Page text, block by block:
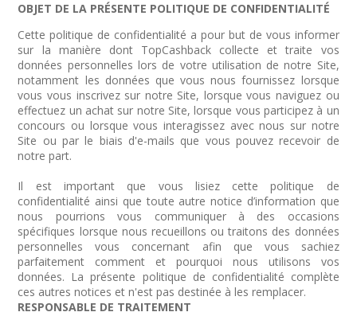
OBJET DE LA PRÉSENTE POLITIQUE DE CONFIDENTIALITÉ
Cette politique de confidentialité a pour but de vous informer
sur la manière dont TopCashback collecte et traite vos
données personnelles lors de votre utilisation de notre Site,
notamment les données que vous nous fournissez lorsque
vous vous inscrivez sur notre Site, lorsque vous naviguez ou
effectuez un achat sur notre Site, lorsque vous participez à un
concours ou lorsque vous interagissez avec nous sur notre
Site ou par le biais d'e-mails que vous pouvez recevoir de
notre part.
Il est important que vous lisiez cette politique de
confidentialité ainsi que toute autre notice d’information que
nous pourrions vous communiquer à des occasions
spécifiques lorsque nous recueillons ou traitons des données
personnelles vous concernant afin que vous sachiez
parfaitement comment et pourquoi nous utilisons vos
données. La présente politique de confidentialité complète
ces autres notices et n'est pas destinée à les remplacer.
RESPONSABLE DE TRAITEMENT